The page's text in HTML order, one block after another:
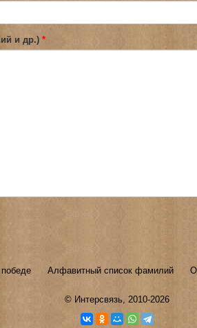
и др.) *
Алфавитный список фамилий
© Интерсвязь , 2010-2026